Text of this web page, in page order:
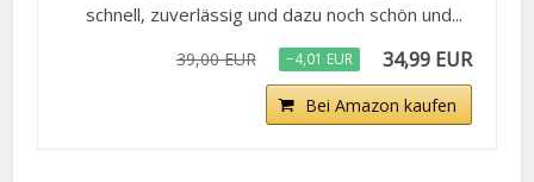
schnell, zuverlässig und dazu noch schön und...
39,00 EUR −4,01 EUR 34,99 EUR
Bei Amazon kaufen